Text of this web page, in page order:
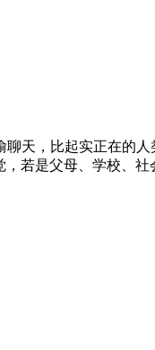
，比起实正在的人
若是父母、学校、